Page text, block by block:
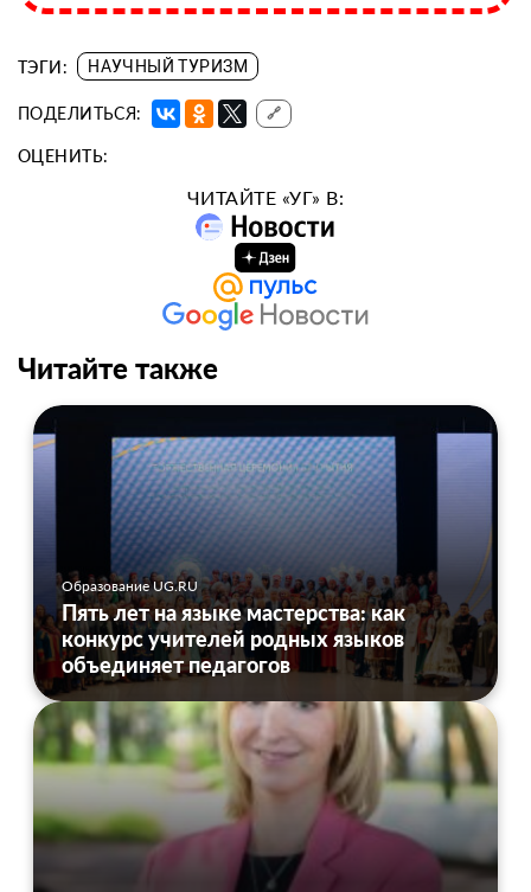
ТЭГИ: НАУЧНЫЙ ТУРИЗМ
ПОДЕЛИТЬСЯ: 🔗
ОЦЕНИТЬ:
ЧИТАЙТЕ «УГ» В:
Читайте также
Образование UG.RU
Пять лет на языке мастерства: как
конкурс учителей родных языков
объединяет педагогов